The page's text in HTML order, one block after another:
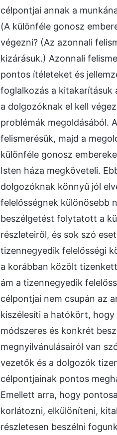
célpontjai annak a
(A különféle gonosz
végezni? (Az azonnali
kizárásuk.) Azonnali
pontos ítéleteket és
foglalkozás a kitakarításuk
a dolgozóknak el kell
problémák megoldásából.
felismerésük, majd a
különféle gonosz
Isten háza megköveteli.
dolgozóknak könnyű jól
felelősségnek különösebb
beszélgetést folytatott a
részleteiről, és sok szó
tizennegyedik felelősségi
a korábban közölt
ám a tizennegyedik
célpontjai nem csupán az
kiszélesíti a hatókört,
módszeres és konkrét
megnyilvánulásairól van
vezetők és a dolgozók
célpontjainak pontos
Emellett arra, hogy
korlátozni, elkülöníteni,
részletesen beszélni